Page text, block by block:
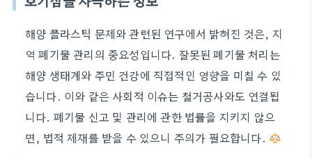
해양 플라스틱 문제와 관련된 연구에서 밝혀진 것은, 지
역 폐기물 관리의 중요성입니다. 잘못된 폐기물 처리는
해양 생태계와 주민 건강에 직접적인 영향을 미칠 수 있
습니다. 이와 같은 사회적 이슈는 철거공사와도 연결됩
니다. 폐기물 신고 및 관리에 관한 법률을 지키지 않으
면, 법적 제재를 받을 수 있으니 주의가 필요합니다.